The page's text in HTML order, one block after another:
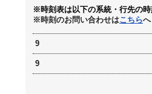
※時刻表は以下の系統・行先の
※時刻のお問い合わせはこちらへ
9
9